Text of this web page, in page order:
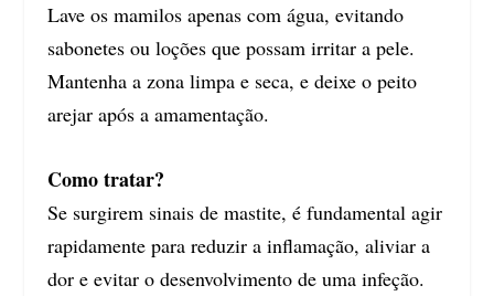
Lave os mamilos apenas com água, evitando
sabonetes ou loções que possam irritar a pele.
Mantenha a zona limpa e seca, e deixe o peito
arejar após a amamentação.
Como tratar?
Se surgirem sinais de mastite, é fundamental agir
rapidamente para reduzir a inflamação, aliviar a
dor e evitar o desenvolvimento de uma infeção.